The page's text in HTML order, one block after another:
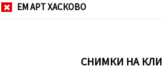
ЕМ АРТ ХАСКОВО
СНИМКИ НА